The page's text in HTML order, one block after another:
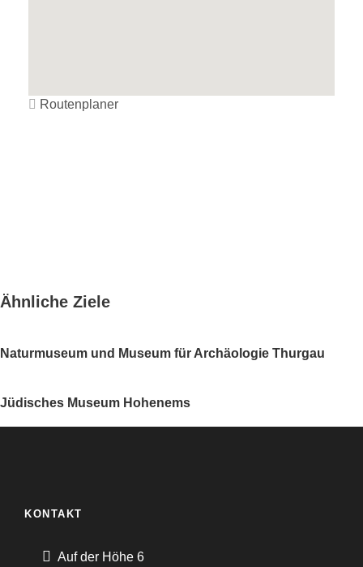
Routenplaner
Ähnliche Ziele
Naturmuseum und Museum für Archäologie Thurgau
Jüdisches Museum Hohenems
KONTAKT
Auf der Höhe 6